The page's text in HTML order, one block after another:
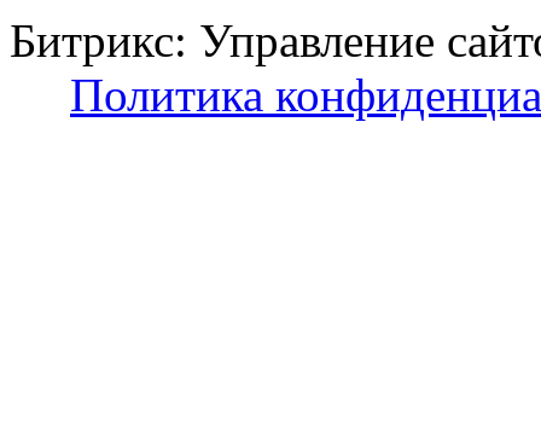
Битрикс: Управление
Политика